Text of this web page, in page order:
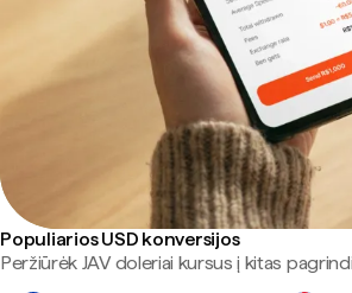
Populiarios USD konversijos
Peržiūrėk JAV doleriai kursus į kitas